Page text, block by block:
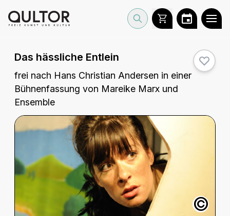
Das hässliche Entlein
frei nach Hans Christian Andersen in einer
Bühnenfassung von Mareike Marx und
Ensemble
©